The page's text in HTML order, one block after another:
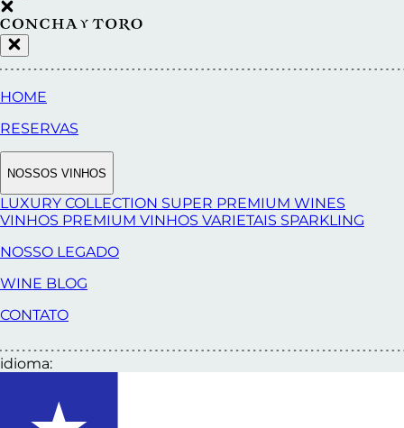
HOME
RESERVAS
NOSSOS VINHOS
LUXURY COLLECTION SUPER PREMIUM WINES
VINHOS PREMIUM VINHOS VARIETAIS SPARKLING
NOSSO LEGADO
WINE BLOG
CONTATO
idioma: